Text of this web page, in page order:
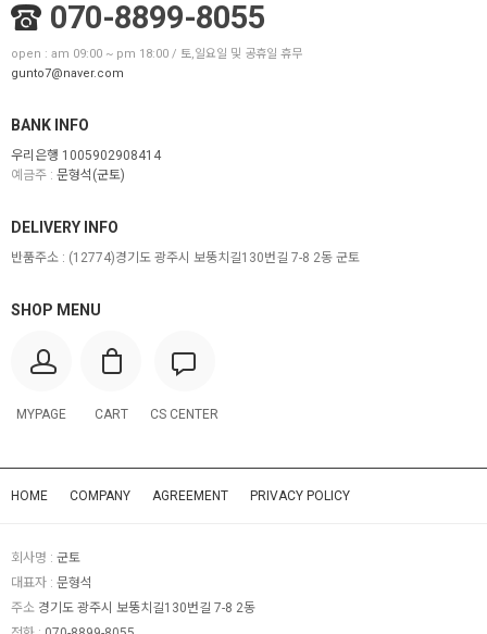
070-8899-8055
open : am 09:00 ~ pm 18:00 / 토,일요일 및 공휴일 휴무
gunto7@naver.com
BANK INFO
우리은행 1005902908414
예금주 : 문형석(군토)
SHOP MENU
MYPAGE CART CS CENTER
DELIVERY INFO
반품주소 : (12774)경기도 광주시 보뚱치길130번길 7-8 2동 군토
HOME COMPANY AGREEMENT PRIVACY POLICY
회사명 : 군토
대표자 : 문형석
주소 경기도 광주시 보뚱치길130번길 7-8 2동